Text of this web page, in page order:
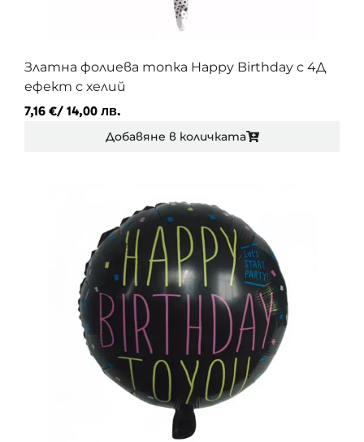
Златна фолиева топка Happy Birthday с 4Д
ефект с хелий
7,16 €/ 14,00 лв.
Добавяне в количката